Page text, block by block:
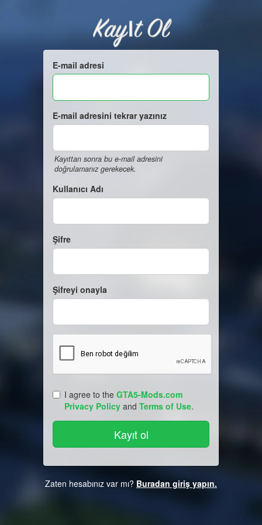
Kayıt Ol
E-mail adresi
E-mail adresini tekrar yazınız
Kayıttan sonra bu e-mail adresini
doğrulamanız gerekecek.
Kullanıcı Adı
Şifre
Şifreyi onayla
I agree to the GTA5-Mods.com
Privacy Policy and Terms of Use.
Zaten hesabınız var mı? Buradan giriş yapın.